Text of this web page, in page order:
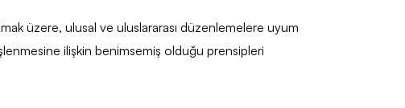
üzere, ulusal ve uluslararası düzenlemelere uyum
ilişkin benimsemiş olduğu prensipleri